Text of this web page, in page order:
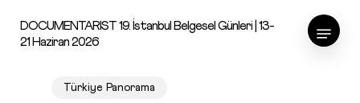
DOCUMENTARIST 19. İstanbul Belgesel Günleri | 13-
21 Haziran 2026
Menu
Türkiye Panorama